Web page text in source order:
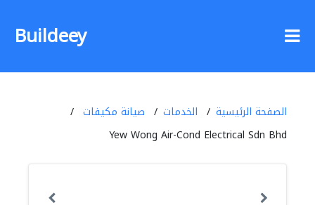
Buildeey
الصفحة الرئيسية الخدمات
صيانة مكيفات
Yew Wong Air-Cond Electrical Sdn Bhd